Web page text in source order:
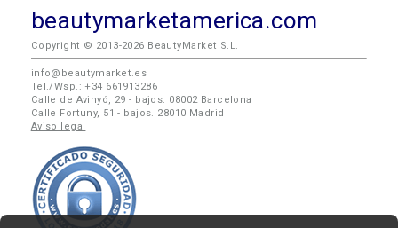
beautymarketamerica.com
Copyright © 2013-2026 BeautyMarket S.L.
info@beautymarket.es
Tel./Wsp.: +34 661913286
Calle de Avinyó, 29 - bajos. 08002 Barcelona
Calle Fortuny, 51 - bajos. 28010 Madrid
Aviso legal